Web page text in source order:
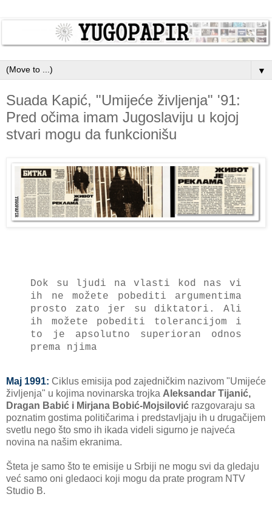
▼
Suada Kapić, "Umijeće življenja" '91:
Pred očima imam Jugoslaviju u kojoj
stvari mogu da funkcionišu
Dok su ljudi na vlasti kod nas vi
ih ne možete pobediti argumentima
prosto zato jer su diktatori. Ali
ih možete pobediti tolerancijom i
to je apsolutno superioran odnos
prema njima
Maj 1991: Ciklus emisija pod zajedničkim nazivom "Umijeće
življenja" u kojima novinarska trojka Aleksandar Tijanić,
Dragan Babić i Mirjana Bobić-Mojsilović razgovaraju sa
poznatim gostima političarima i predstavljaju ih u drugačijem
svetlu nego što smo ih ikada videli sigurno je najveća
novina na našim ekranima.
Šteta je samo što te emisije u Srbiji ne mogu svi da gledaju
već samo oni gledaoci koji mogu da prate program NTV
Studio B.